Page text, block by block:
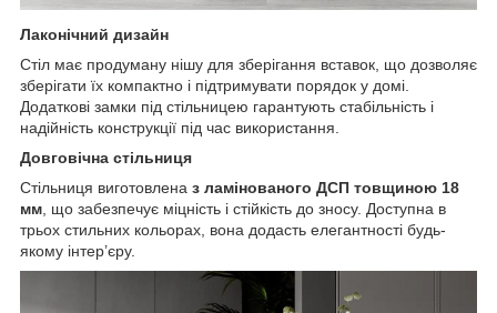
Лаконічний дизайн
Стіл має продуману нішу для зберігання вставок, що дозволяє
зберігати їх компактно і підтримувати порядок у домі.
Додаткові замки під стільницею гарантують стабільність і
надійність конструкції під час використання.
Довговічна стільниця
Стільниця виготовлена з ламінованого ДСП товщиною 18
мм , що забезпечує міцність і стійкість до зносу. Доступна в
трьох стильних кольорах, вона додасть елегантності будь-
якому інтер’єру.